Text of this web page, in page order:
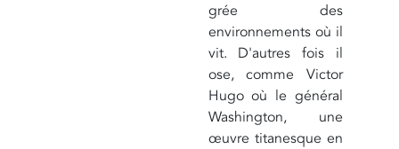
grée des
environnements où il
vit. D'autres fois il
ose, comme Victor
Hugo où le général
Washington, une
œuvre titanesque en